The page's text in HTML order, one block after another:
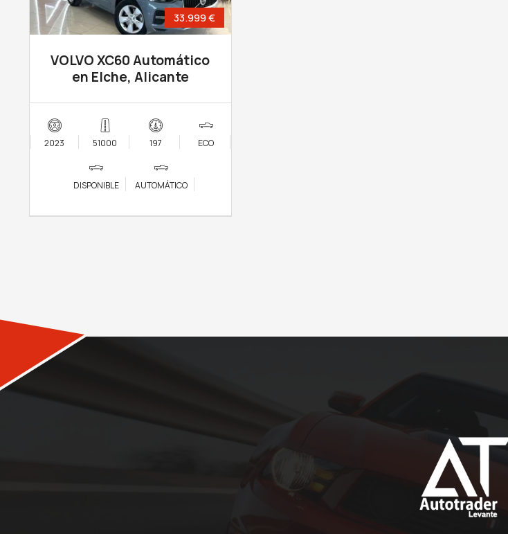
33.999 €
VOLVO XC60 Automático
en Elche, Alicante
2023 51000 197 ECO
DISPONIBLE AUTOMÁTICO